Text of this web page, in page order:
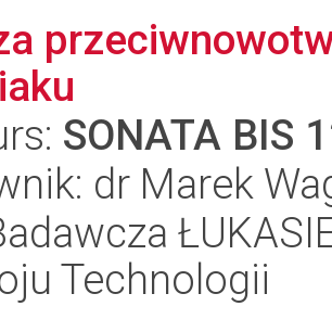
SONATA BIS
dr Marek
Technologii